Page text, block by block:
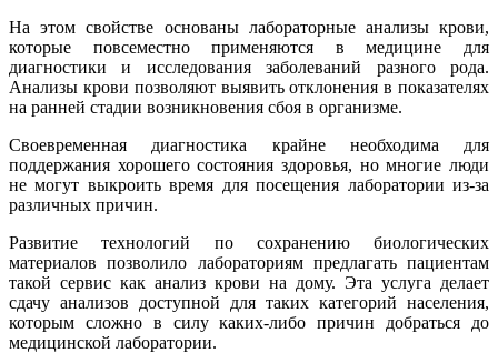
На этом свойстве основаны лабораторные анализы крови,
которые повсеместно применяются в медицине для
диагностики и исследования заболеваний разного рода.
Анализы крови позволяют выявить отклонения в показателях
на ранней стадии возникновения сбоя в организме.
Своевременная диагностика крайне необходима для
поддержания хорошего состояния здоровья, но многие люди
не могут выкроить время для посещения лаборатории из-за
различных причин.
Развитие технологий по сохранению биологических
материалов позволило лабораториям предлагать пациентам
такой сервис как анализ крови на дому. Эта услуга делает
сдачу анализов доступной для таких категорий населения,
которым сложно в силу каких-либо причин добраться до
медицинской лаборатории.